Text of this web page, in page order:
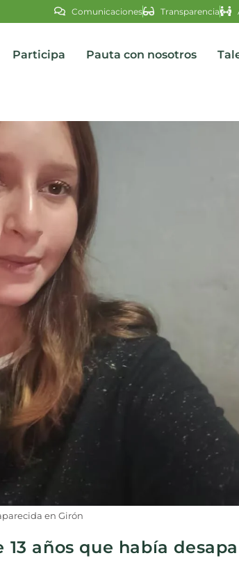
Comunicaciones Transparencia
Participa Pauta con nosotros
en Girón
años que había